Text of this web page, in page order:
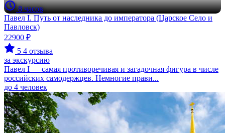
8 часов
Павел I. Путь от наследника до императора (Царское Село и
Павловск)
22900 ₽
5 4 отзыва
за экскурсию
Павел I — самая противоречивая и загадочная фигура в числе
российских самодержцев. Немногие прави...
до 4 человек